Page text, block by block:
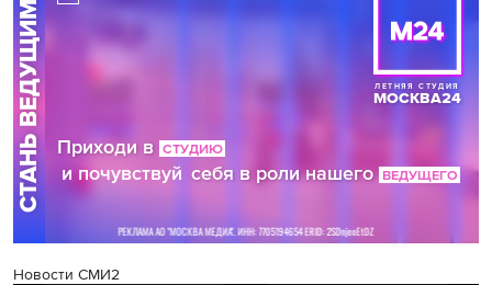
Новости СМИ2